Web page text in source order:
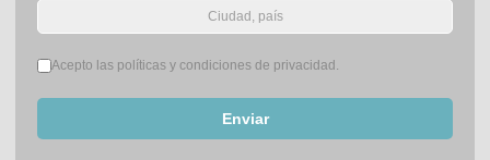
Términos del servicio*
Acepto las políticas y condiciones de privacidad.
Enviar